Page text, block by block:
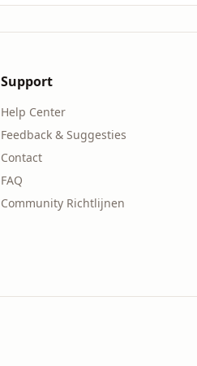
Support
Help Center
Feedback & Suggesties
Contact
FAQ
Community Richtlijnen